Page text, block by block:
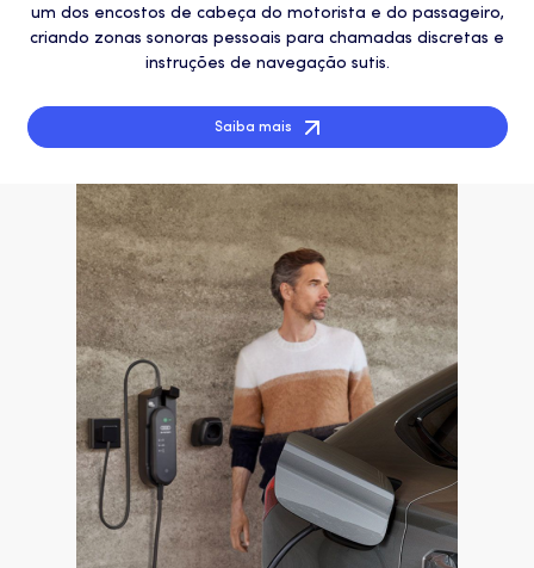
um dos encostos de cabeça do motorista e do passageiro,
criando zonas sonoras pessoais para chamadas discretas e
instruções de navegação sutis.
Saiba mais